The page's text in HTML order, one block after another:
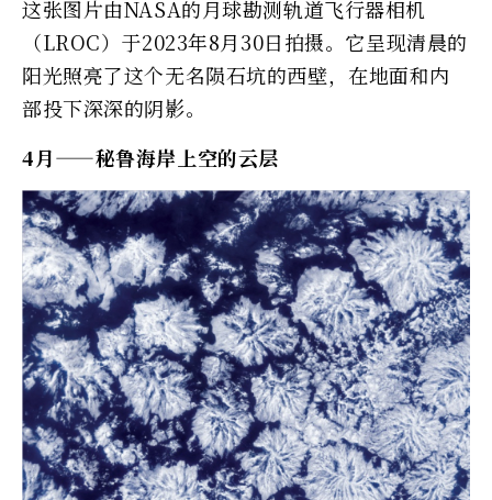
这张图片由NASA的月球勘测轨道飞行器相机
（LROC）于2023年8月30日拍摄。它呈现清晨的
阳光照亮了这个无名陨石坑的西壁，在地面和内
部投下深深的阴影。
4月——秘鲁海岸上空的云层